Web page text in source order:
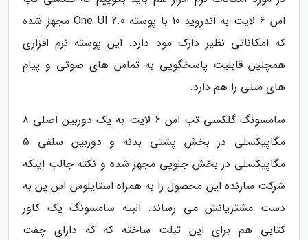
اس 6 لایت به اندروید 10 با پوسته One UI 2.0 مجهز شده
که امکاناتی نظیر دارک مود دارد. این پوسته نرم افزاری
همچنین قابلیت پاسخگویی به تماس های صوتی و پیام
های متنی را هم دارد.
سامسونگ گلکسی تب اس 6 لایت به یک دوربین اصلی 8
مگاپیکسلی در بخش پشتی بدنه و دوربین سلفی 5
مگاپیکسلی در بخش جلویی مجهز شده و نکته جالب اینکه
شرکت سازنده این محصول را به همراه استایلوس اس پن به
دست مشتریانش می رساند. البته سامسونگ یک کاور
کتابی هم برای این تبلت ساخته که که دارای چفت